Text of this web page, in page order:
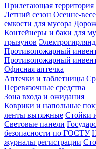
Прилегающая территория
Летний сезон Осенне-
емкости для мусора
Контейнеры и баки для
грызунов
Противопожарный
Противопожарный
Офисная аптечка
Аптечки и таблетницы
Перевязочные средства
Зона входа и ожидания
Коврики и напольные
ленты вытяжные Стойки
Световые панели
безопасности по ГОСТУ
журналы регистрации